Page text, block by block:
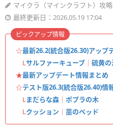
マイクラ（マインクラフト）攻
最終更新日：2026.05.19 17:04
☆最新26.2(統合版26.30)アップ
Lサルファーキューブ ｜ 硫黄
★最新アップデート情報まとめ
☆テスト版26.3(統合版26.40)情
Lまだらな森 ｜ ポプラの木
Lクッション ｜ 藁のベッド
ピックアップ情報